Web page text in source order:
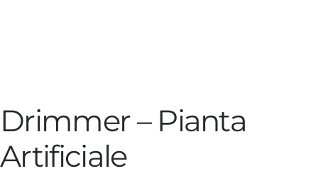
Drimmer – Pianta
Artificiale